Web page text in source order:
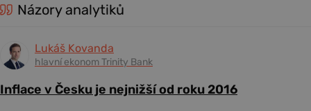
Názory analytiků
Lukáš Kovanda
hlavní ekonom Trinity Bank
Inflace v Česku je nejnižší od roku 2016